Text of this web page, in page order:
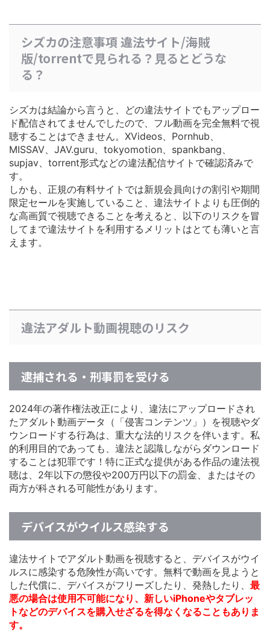
シズカの注意事項 違法サイト/海賊
版/torrentで見られる？見るとどうな
る？
シズカは結論から言うと、どの違法サイトでもアップロー
ド配信されてませんでしたので、フル動画を完全無料で視
聴することはできません。XVideos、Pornhub、
MISSAV、JAV.guru、tokyomotion、spankbang、
supjav、torrent形式などの違法配信サイトで確認済みで
す。
しかも、正規の有料サイトでは新規会員向けの割引や期間
限定セールを実施している こと、違法サイトよりも圧倒的
な高画質で視聴できることを考えると、以下のリスクを冒
してまで違法サイトを利用するメリットはとても薄いと言
えます。
違法アダルト動画視聴のリスク
逮捕される・刑事罰を受ける
2024年の著作権法改正により、違法にアップロードされ
たアダルト動画データ（「侵害コンテンツ」）を視聴やダ
ウンロードする行為は、重大な法的リスクを伴います。私
的利用目的であっても、違法と認識しながらダウンロード
することは犯罪です！特に正式な提供がある作品の違法視
聴は、2年以下の懲役や200万円以下の罰金、またはその
両方が科される可能性があります。
デバイスがウイルス感染する
違法サイトでアダルト動画を視聴すると、デバイスがウイ
ルスに感染する危険性が高いです。無料で動画を見ようと
した代償に、デバイスがフリーズしたり、発熱したり、 最
悪の場合は使用不可能になり、新しいiPhoneやタブレッ
トなどのデバイスを購入せざるを得なくなることもありま
す。